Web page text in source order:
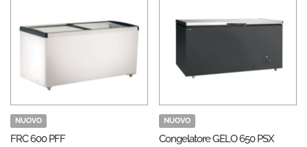
NUOVO
FRC 600 PFF
NUOVO
Congelatore GELO 650 PSX